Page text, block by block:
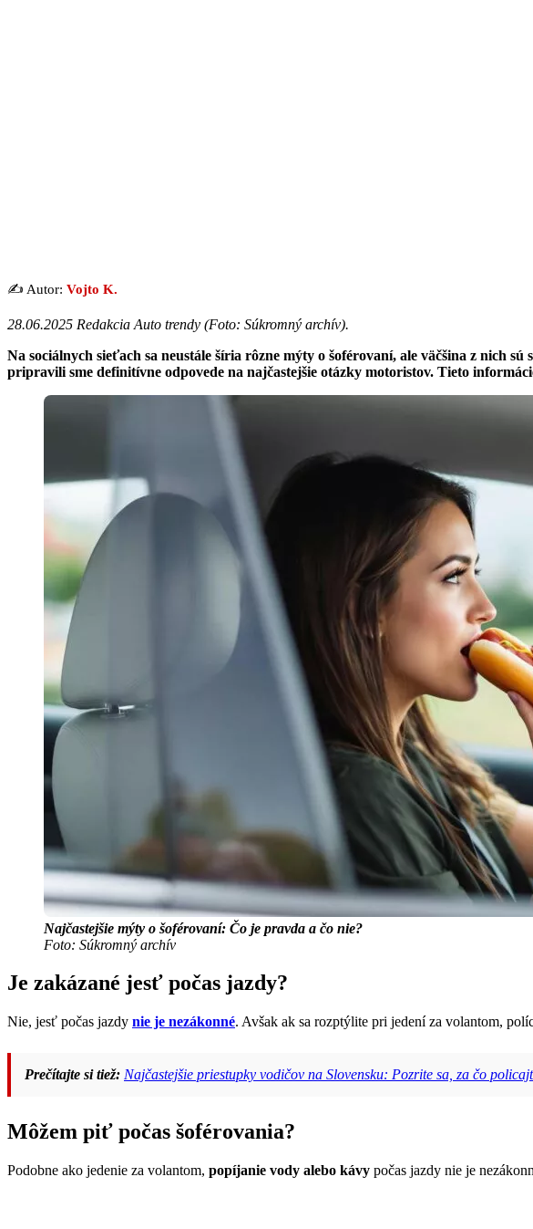
✍️ Autor: Vojto K.
28.06.2025 Redakcia Auto trendy (Foto: Súkromný archív).
Na sociálnych sieťach sa neustále šíria rôzne mýty o šoférovaní, ale väčšina z nich
pripravili sme definitívne odpovede na najčastejšie otázky motoristov. Tieto
Najčastejšie mýty o šoférovaní: Čo je pravda a čo nie?
Foto: Súkromný archív
Je zakázané jesť počas jazdy?
Nie, jesť počas jazdy nie je nezákonné. Avšak ak sa rozptýlite pri jedení za volantom,
Prečítajte si tiež: Najčastejšie priestupky vodičov na Slovensku: Pozrite sa, za čo
Môžem piť počas šoférovania?
Podobne ako jedenie za volantom, popíjanie vody alebo kávy počas jazdy nie je